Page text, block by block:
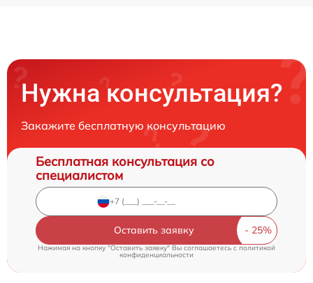
Нужна консультация?
Закажите бесплатную консультацию
Бесплатная консультация со
специалистом
Оставить заявку
Нажимая на кнопку "Оставить заявку" Вы соглашаетесь cполитикой
конфиденциальности